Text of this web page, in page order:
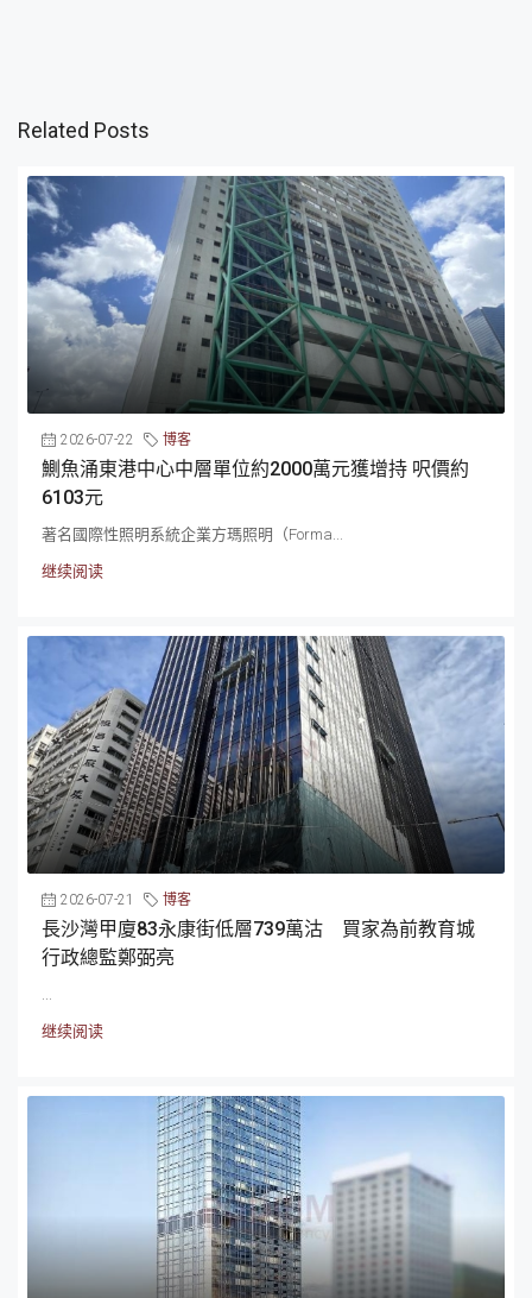
Related Posts
2026-07-22 博客
鰂魚涌東港中心中層單位約2000萬元獲增持 呎價約
6103元
著名國際性照明系統企業方瑪照明（Forma...
继续阅读
2026-07-21 博客
長沙灣甲廈83永康街低層739萬沽 買家為前教育城
行政總監鄭弼亮
继续阅读